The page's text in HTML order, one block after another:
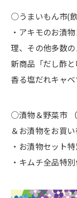
○うまいもん市(
・アキモのお漬
理、その他多数の
新商品「だし酢
香る塩だれキャ
○漬物＆野菜市
＆お漬物をお買
・お漬物セット
・キムチ全品特